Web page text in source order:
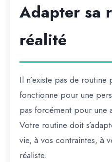
Adapter sa
réalité
Il n’existe pas de routine
fonctionne pour une
pas forcément pour une
Votre routine doit
vie, à vos contraintes, à
réaliste.